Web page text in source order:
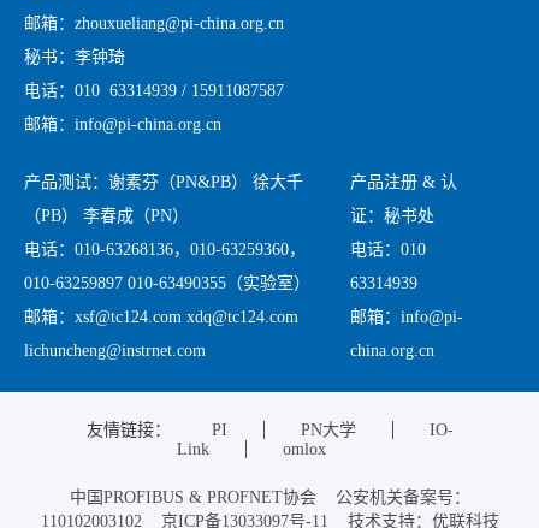
邮箱：zhouxueliang@pi-china.org.cn
秘书：李钟琦
电话：010 63314939 / 15911087587
邮箱：info@pi-china.org.cn
产品测试：谢素芬（PN&PB） 徐大千
（PB） 李春成（PN）
电话：010-63268136，010-63259360，
010-63259897 010-63490355（实验室）
邮箱：xsf@tc124.com xdq@tc124.com
lichuncheng@instrnet.com
产品注册 & 认
证：秘书处
电话：010
63314939
邮箱：info@pi-
china.org.cn
友情链接： PI PN大学
IO-
Link
omlox
中国PROFIBUS & PROFNET协会 公安机关备案号：
110102003102 京ICP备13033097号-11 技术支持：优联科技